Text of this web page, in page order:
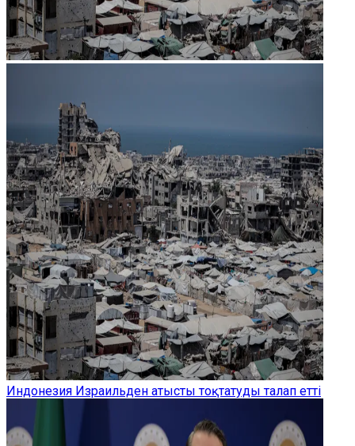
Индонезия Израильден атысты тоқтатуды талап етті